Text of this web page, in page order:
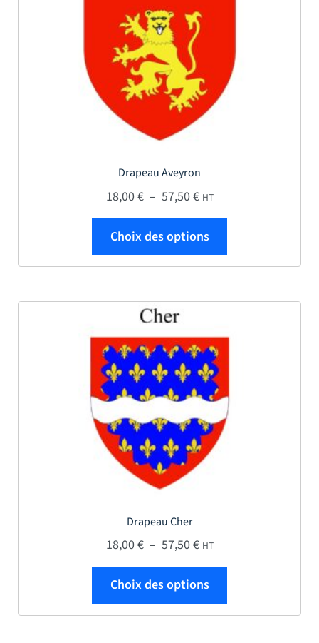
Drapeau Aveyron
18,00€ – 57,50€Plage de prix : 18,00 €
HT
Choix des options
Drapeau Cher
18,00€ – 57,50€Plage de prix : 18,00 €
HT
Choix des options